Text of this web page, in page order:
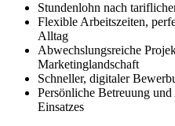
Stundenlohn nach
Flexible Arbeitszeiten,
Alltag
Abwechslungsreiche
Marketinglandschaft
Schneller, digitaler
Persönliche Betreuung
Einsatzes